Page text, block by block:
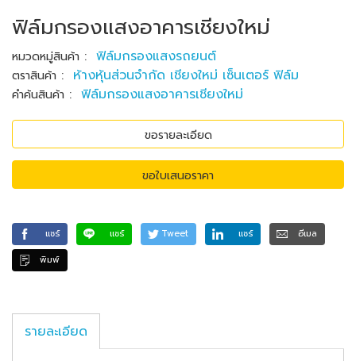
ฟิล์มกรองแสงอาคารเชียงใหม่
หมวดหมู่สินค้า : ฟิล์มกรองแสงรถยนต์
ตราสินค้า : ห้างหุ้นส่วนจำกัด เชียงใหม่ เซ็นเตอร์ ฟิล์ม
คำค้นสินค้า : ฟิล์มกรองแสงอาคารเชียงใหม่
ขอรายละเอียด
ขอใบเสนอราคา
แชร์ แชร์ Tweet แชร์
อีเมล
พิมพ์
รายละเอียด